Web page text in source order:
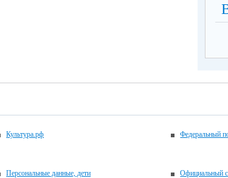
Культура.рф Федеральный
Персональные данные, дети Официальный